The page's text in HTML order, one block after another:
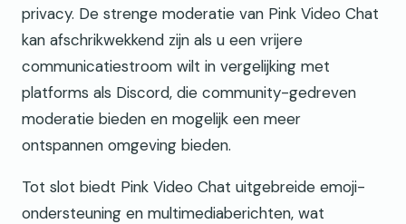
privacy. De strenge moderatie van Pink Video Chat
kan afschrikwekkend zijn als u een vrijere
communicatiestroom wilt in vergelijking met
platforms als Discord, die community-gedreven
moderatie bieden en mogelijk een meer
ontspannen omgeving bieden.
Tot slot biedt Pink Video Chat uitgebreide emoji-
ondersteuning en multimediaberichten, wat